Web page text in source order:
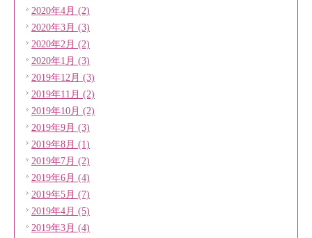
2020年4月 (2)
2020年3月 (3)
2020年2月 (2)
2020年1月 (3)
2019年12月 (3)
2019年11月 (2)
2019年10月 (2)
2019年9月 (3)
2019年8月 (1)
2019年7月 (2)
2019年6月 (4)
2019年5月 (7)
2019年4月 (5)
2019年3月 (4)